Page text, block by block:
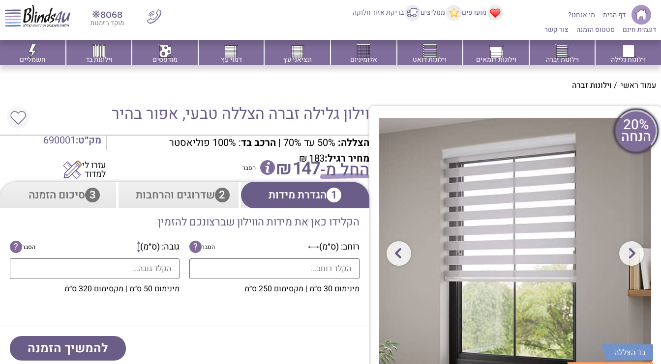
דף הבית
מי אנחנו?
דוגמית חינם
סטטוס הזמנה צור קשר
מועדפים ממליצים בדיקת אזור חלוקה 8068❋
מוקד הזמנות
וילונות גלילה וילונות זברה וילונות רומאים וילונות דואט אלומיניום ונציאני עץ דמוי עץ מודפסים וילונות בד חשמליים
עמוד ראשי / וילונות זברה
20%
הנחה
בד הצללה
וילון גלילה זברה הצללה טבעי, אפור בהיר
הצללה: הרכב בד: 100% פוליאסטר מק״ט:690001
מחיר רגיל:
₪183החל מ- ₪147 הסבר עזרו לי
למדוד
1 הגדרת מידות 2 שדרוגים והרחבות 3 סיכום הזמנה
הקלידו כאן את מידות הווילון שברצונכם להזמין
רוחב: (ס״מ) הסבר ?
מינימום 30 ס״מ | מקסימום 250 ס״מ
גובה: (ס״מ) הסבר ?
מינימום 50 ס״מ | מקסימום 320 ס״מ
להמשיך הזמנה